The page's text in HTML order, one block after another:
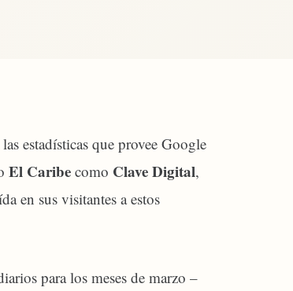
estadísticas que provee Google
El Caribe como Clave Digital,
en sus visitantes a estos
para los meses de marzo –